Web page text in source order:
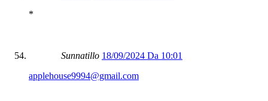
*
Sunnatillo 18/09/2024 Da 10:01
applehouse9994@gmail.com